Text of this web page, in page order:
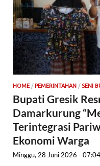
HOME / PEMERINTAHAN / SENI
Bupati Gresik
Damarkurung
Terintegrasi
Ekonomi Warga
Minggu, 28 Juni 2026 - 07:04